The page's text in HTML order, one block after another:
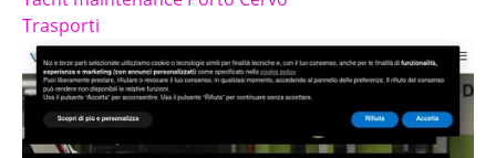
Trasporti